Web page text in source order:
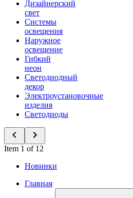
Дизайнерский
свет
Системы
освещения
Наружное
освещение
Гибкий
неон
Светодиодный
декор
Электроустановочные
изделия
Светодиоды
Item 1 of 12
Новинки
Главная